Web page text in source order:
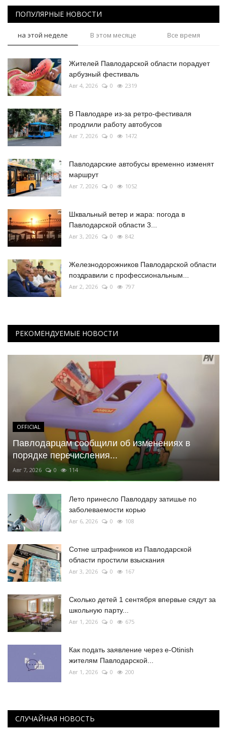
ПОПУЛЯРНЫЕ НОВОСТИ
на этой неделе В этом месяце Все время
Жителей Павлодарской области порадует
арбузный фестиваль
Авг 4, 2026 0 2319
В Павлодаре из-за ретро-фестиваля
продлили работу автобусов
Авг 7, 2026 0 1472
Павлодарские автобусы временно изменят
маршрут
Авг 7, 2026 0 1052
Шквальный ветер и жара: погода в
Павлодарской области 3...
Авг 3, 2026 0 842
Железнодорожников Павлодарской области
поздравили с профессиональным...
Авг 2, 2026 0 797
РЕКОМЕНДУЕМЫЕ НОВОСТИ
OFFICIAL
Павлодарцам сообщили об изменениях в
порядке перечисления...
Авг 7, 2026 0 114
Лето принесло Павлодару затишье по
заболеваемости корью
Авг 6, 2026 0 108
Сотне штрафников из Павлодарской
области простили взыскания
Авг 3, 2026 0 167
Сколько детей 1 сентября впервые сядут за
школьную парту...
Авг 1, 2026 0 675
Как подать заявление через e-Otinish
жителям Павлодарской...
Авг 1, 2026 0 200
СЛУЧАЙНАЯ НОВОСТЬ